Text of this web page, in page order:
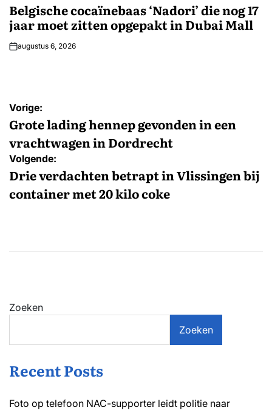
Belgische cocaïnebaas ‘Nadori’ die nog 17
jaar moet zitten opgepakt in Dubai Mall
augustus 6, 2026
Bericht
navigatie
Vorige:
Grote lading hennep gevonden in een
vrachtwagen in Dordrecht
Volgende:
Drie verdachten betrapt in Vlissingen bij
container met 20 kilo coke
Zoeken
Zoeken
Recent Posts
Foto op telefoon NAC-supporter leidt politie naar